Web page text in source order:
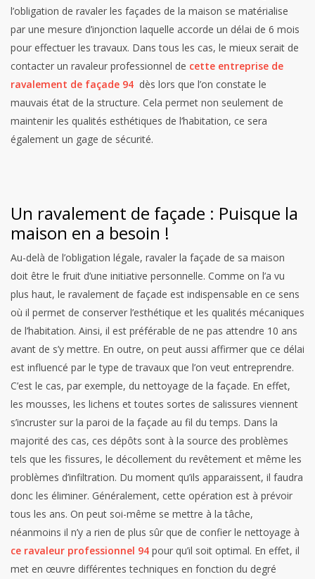
l’obligation de ravaler les façades de la maison se matérialise
par une mesure d’injonction laquelle accorde un délai de 6 mois
pour effectuer les travaux. Dans tous les cas, le mieux serait de
contacter un ravaleur professionnel de cette entreprise de
ravalement de façade 94 dès lors que l’on constate le
mauvais état de la structure. Cela permet non seulement de
maintenir les qualités esthétiques de l’habitation, ce sera
également un gage de sécurité.
Un ravalement de façade : Puisque la
maison en a besoin !
Au-delà de l’obligation légale, ravaler la façade de sa maison
doit être le fruit d’une initiative personnelle. Comme on l’a vu
plus haut, le ravalement de façade est indispensable en ce sens
où il permet de conserver l’esthétique et les qualités mécaniques
de l’habitation. Ainsi, il est préférable de ne pas attendre 10 ans
avant de s’y mettre. En outre, on peut aussi affirmer que ce délai
est influencé par le type de travaux que l’on veut entreprendre.
C’est le cas, par exemple, du nettoyage de la façade. En effet,
les mousses, les lichens et toutes sortes de salissures viennent
s’incruster sur la paroi de la façade au fil du temps. Dans la
majorité des cas, ces dépôts sont à la source des problèmes
tels que les fissures, le décollement du revêtement et même les
problèmes d’infiltration. Du moment qu’ils apparaissent, il faudra
donc les éliminer. Généralement, cette opération est à prévoir
tous les ans. On peut soi-même se mettre à la tâche,
néanmoins il n’y a rien de plus sûr que de confier le nettoyage à
ce ravaleur professionnel 94 pour qu’il soit optimal. En effet, il
met en œuvre différentes techniques en fonction du degré